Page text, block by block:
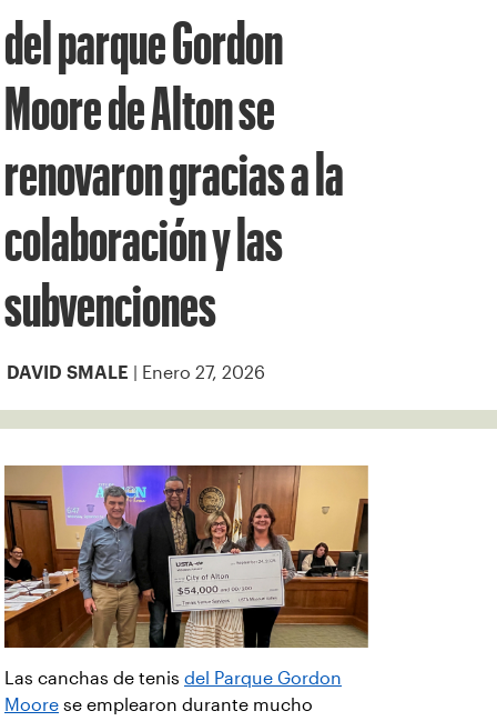
del parque Gordon
Moore de Alton se
renovaron gracias a la
colaboración y las
subvenciones
DAVID SMALE | Enero 27, 2026
Las canchas de tenis del Parque Gordon
Moore se emplearon durante mucho